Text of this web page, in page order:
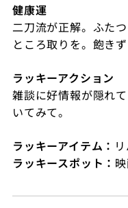
健康運
二刀流が正解。ふた
ところ取りを。飽き
ラッキーアクション
雑談に好情報が隠れ
いてみて。
ラッキーアイテム：
ラッキースポット：